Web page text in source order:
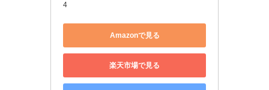
4
Amazonで見る
楽天市場で見る